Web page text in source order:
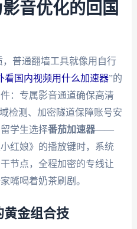
音优化的回国
普通翻墙工具就像用自行
看国内视频用什么加速器”的
：专属影音通道确保高清
检测、加密隧道保障账号安
学生选择番茄加速器——
红娘》的播放键时，系统
节点，全程加密的专线让
嘴喝着奶茶刷剧。
黄金组合技